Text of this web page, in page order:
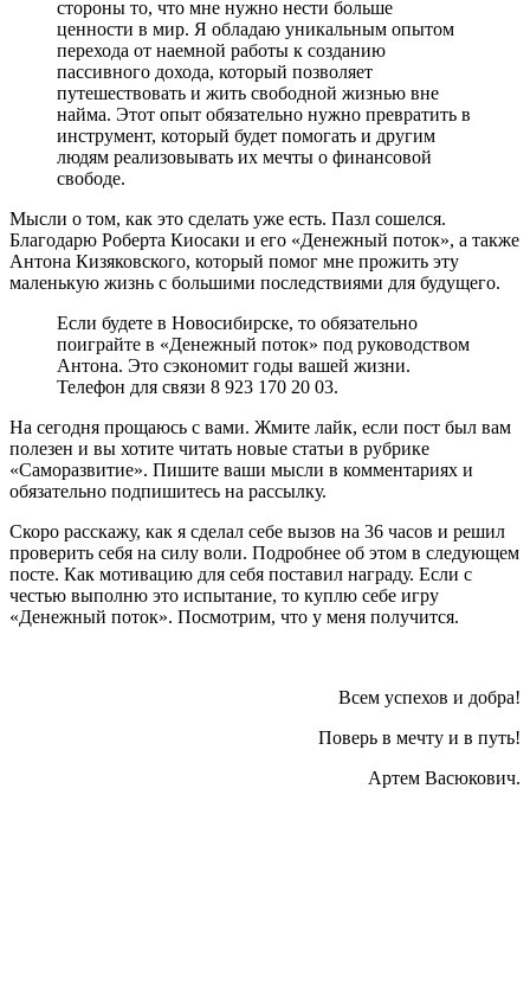
стороны то, что мне нужно нести больше
ценности в мир. Я обладаю уникальным опытом
перехода от наемной работы к созданию
пассивного дохода, который позволяет
путешествовать и жить свободной жизнью вне
найма. Этот опыт обязательно нужно превратить в
инструмент, который будет помогать и другим
людям реализовывать их мечты о финансовой
свободе.
Мысли о том, как это сделать уже есть. Пазл сошелся.
Благодарю Роберта Киосаки и его «Денежный поток», а также
Антона Кизяковского, который помог мне прожить эту
маленькую жизнь с большими последствиями для будущего.
Если будете в Новосибирске, то обязательно
поиграйте в «Денежный поток» под руководством
Антона. Это сэкономит годы вашей жизни.
Телефон для связи 8 923 170 20 03.
На сегодня прощаюсь с вами. Жмите лайк, если пост был вам
полезен и вы хотите читать новые статьи в рубрике
«Саморазвитие». Пишите ваши мысли в комментариях и
обязательно подпишитесь на рассылку.
Скоро расскажу, как я сделал себе вызов на 36 часов и решил
проверить себя на силу воли. Подробнее об этом в следующем
посте. Как мотивацию для себя поставил награду. Если с
честью выполню это испытание, то куплю себе игру
«Денежный поток». Посмотрим, что у меня получится.
Всем успехов и добра!
Поверь в мечту и в путь!
Артем Васюкович.